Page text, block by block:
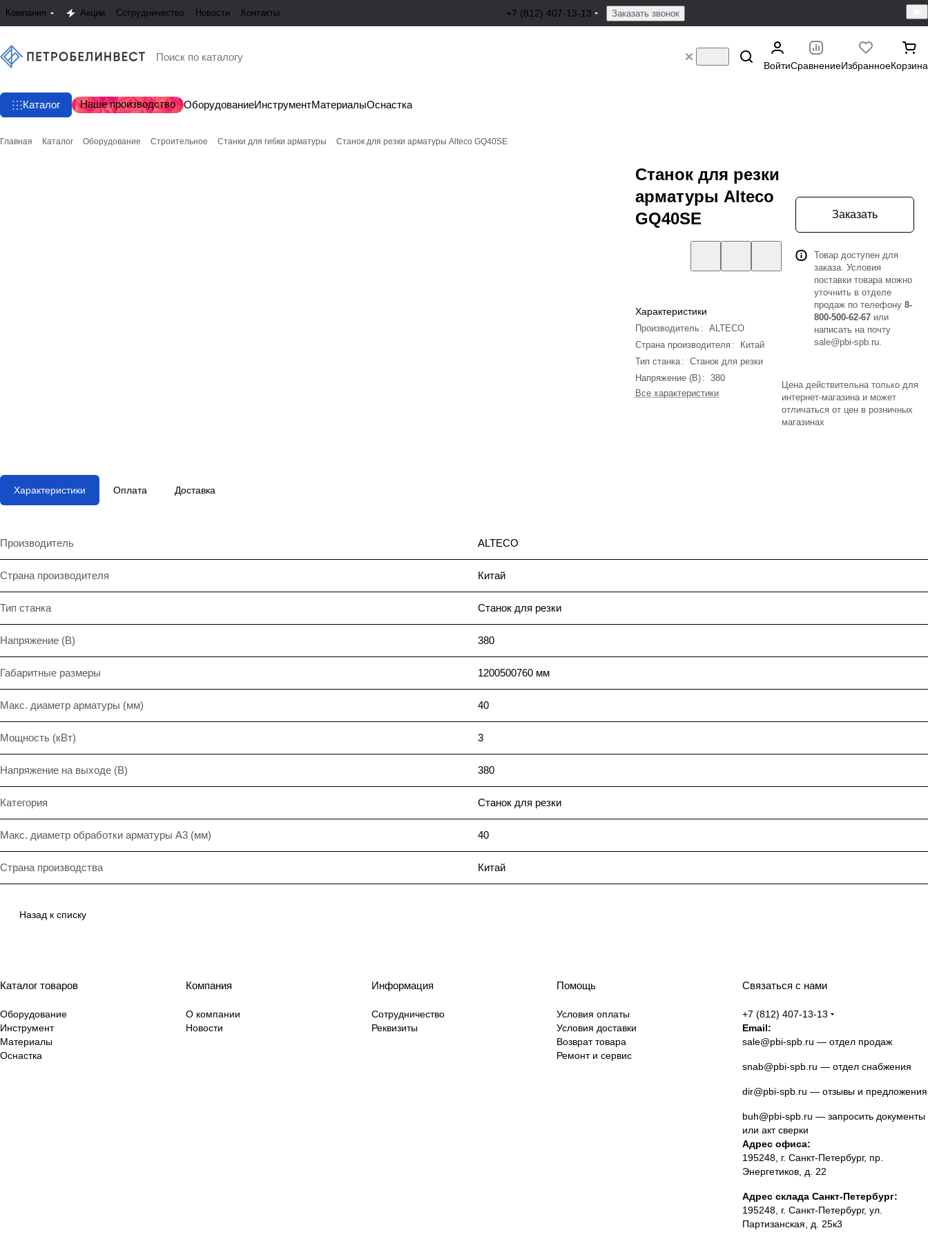
Компания Акции Сотрудничество Новости Контакты +7 (812) 407-13-13 Заказать звонок
ВойтиСравнениеИзбранноеКорзина
Каталог Наше производство ОборудованиеИнструментМатериалыОснастка
Главная Каталог Оборудование Строительное Станки для гибки арматуры Станок для резки арматуры Alteco GQ40SE
Станок для резки
арматуры Alteco
GQ40SE
Характеристики
Производитель : ALTECO
Страна производителя :
Китай
Тип станка : Станок для резки
Напряжение (В) : 380
Все характеристики
Заказать
Товар доступен для
заказа. Условия
поставки товара можно
уточнить в отделе
продаж по телефону 8-
800-500-62-67 или
написать на почту
sale@pbi-spb.ru.
Цена действительна только для
интернет-магазина и может
отличаться от цен в розничных
магазинах
Характеристики Оплата Доставка
Производитель ALTECO
Страна производителя Китай
Тип станка Станок для резки
Напряжение (В) 380
Габаритные размеры 1200500760 мм
Макс. диаметр арматуры (мм) 40
Мощность (кВт) 3
Напряжение на выходе (В) 380
Категория Станок для резки
Макс. диаметр обработки арматуры А3 (мм) 40
Страна производства Китай
Назад к списку
Каталог товаров
Оборудование
Инструмент
Материалы
Оснастка
Компания
О компании
Новости
Информация
Сотрудничество
Реквизиты
Помощь
Условия оплаты
Условия доставки
Возврат товара
Ремонт и сервис
Связаться с нами
+7 (812) 407-13-13
Email:
sale@pbi-spb.ru — отдел продаж
snab@pbi-spb.ru — отдел снабжения
dir@pbi-spb.ru — отзывы и предложения
buh@pbi-spb.ru — запросить документы
или акт сверки
Адрес офиса:
195248, г. Санкт-Петербург, пр.
Энергетиков, д. 22
Адрес склада Санкт-Петербург:
195248, г. Санкт-Петербург, ул.
Партизанская, д. 25к3